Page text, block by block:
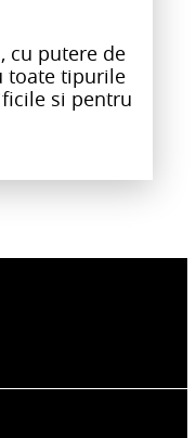
cu putere de
toate tipurile
si pentru